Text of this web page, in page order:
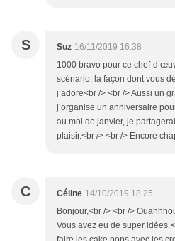
S Suz 16/11/2019 16:38
1000 bravo pour ce chef-
scénario, la façon dont vous
j’adore<br /> <br /> Aussi un
j’organise un anniversaire
au moi de janvier, je
plaisir.<br /> <br /> Encore
C Céline 14/10/2019 18:25
Bonjour,<br /> <br />
Vous avez eu de super